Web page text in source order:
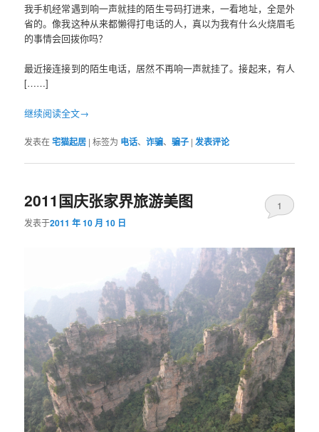
我手机经常遇到响一声就挂的陌生号码打进来，一看地址，全是外
省的。像我这种从来都懒得打电话的人，真以为我有什么火烧眉毛
的事情会回拨你吗？
最近接连接到的陌生电话，居然不再响一声就挂了。接起来，有人
[……]
继续阅读全文→
发表在宅猫起居 |标签为 电话、诈骗、骗子 |发表评论
2011国庆张家界旅游美图
发表于2011 年 10 月 10 日
1